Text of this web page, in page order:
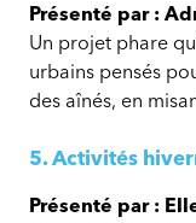
Présenté par :
Un projet phare
urbains pensés
des aînés, en
5. Activités
Présenté par :